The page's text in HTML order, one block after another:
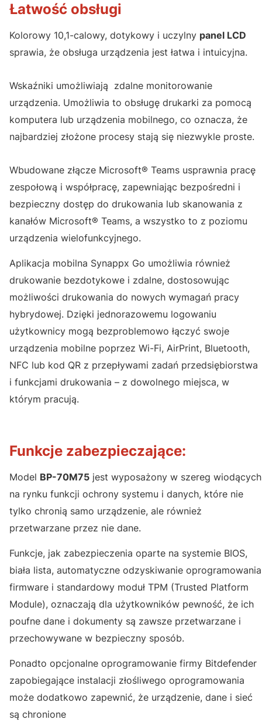
Łatwość obsługi
Kolorowy 10,1-calowy, dotykowy i uczylny panel LCD
sprawia, że obsługa urządzenia jest łatwa i intuicyjna.
Wskaźniki umożliwiają zdalne monitorowanie
urządzenia. Umożliwia to obsługę drukarki za pomocą
komputera lub urządzenia mobilnego, co oznacza, że
najbardziej złożone procesy stają się niezwykle proste.
Wbudowane złącze Microsoft® Teams usprawnia pracę
zespołową i współpracę, zapewniając bezpośredni i
bezpieczny dostęp do drukowania lub skanowania z
kanałów Microsoft® Teams, a wszystko to z poziomu
urządzenia wielofunkcyjnego.
Aplikacja mobilna Synappx Go umożliwia również
drukowanie bezdotykowe i zdalne, dostosowując
możliwości drukowania do nowych wymagań pracy
hybrydowej. Dzięki jednorazowemu logowaniu
użytkownicy mogą bezproblemowo łączyć swoje
urządzenia mobilne poprzez Wi-Fi, AirPrint, Bluetooth,
NFC lub kod QR z przepływami zadań przedsiębiorstwa
i funkcjami drukowania – z dowolnego miejsca, w
którym pracują.
Funkcje zabezpieczające:
Model BP-70M75 jest wyposażony w szereg wiodących
na rynku funkcji ochrony systemu i danych, które nie
tylko chronią samo urządzenie, ale również
przetwarzane przez nie dane.
Funkcje, jak zabezpieczenia oparte na systemie BIOS,
biała lista, automatyczne odzyskiwanie oprogramowania
firmware i standardowy moduł TPM (Trusted Platform
Module), oznaczają dla użytkowników pewność, że ich
poufne dane i dokumenty są zawsze przetwarzane i
przechowywane w bezpieczny sposób.
Ponadto opcjonalne oprogramowanie firmy Bitdefender
zapobiegające instalacji złośliwego oprogramowania
może dodatkowo zapewnić, że urządzenie, dane i sieć
są chronione